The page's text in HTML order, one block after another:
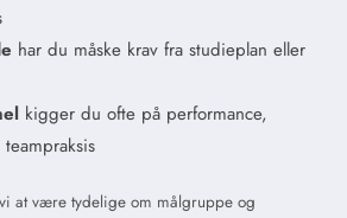
har du måske krav fra studieplan eller
kigger du ofte på performance,
at være tydelige om målgruppe og